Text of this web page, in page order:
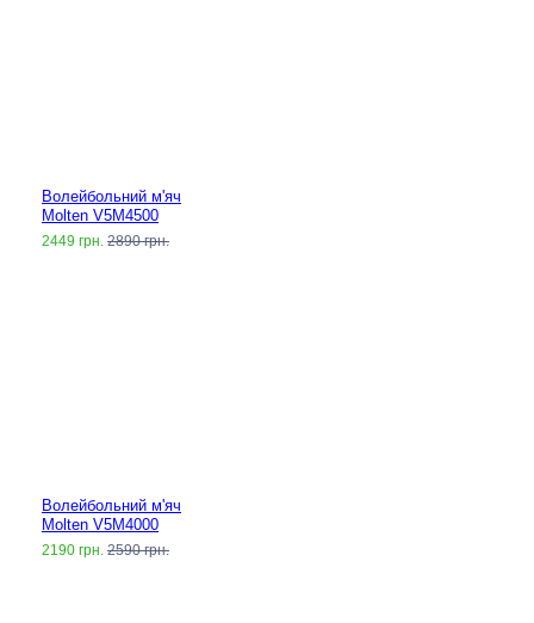
Волейбольний м'яч
Molten V5M4500
2449 грн. 2890 грн.
Волейбольний м'яч
Molten V5M4000
2190 грн. 2590 грн.